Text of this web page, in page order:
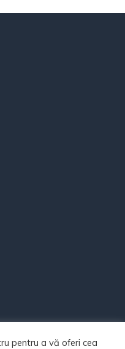
pentru a vă oferi cea